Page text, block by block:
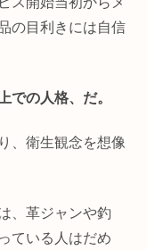
の目利きには自信
での人格、だ。
、衛生観念を想像
、革ジャンや釣
ている人はだめ